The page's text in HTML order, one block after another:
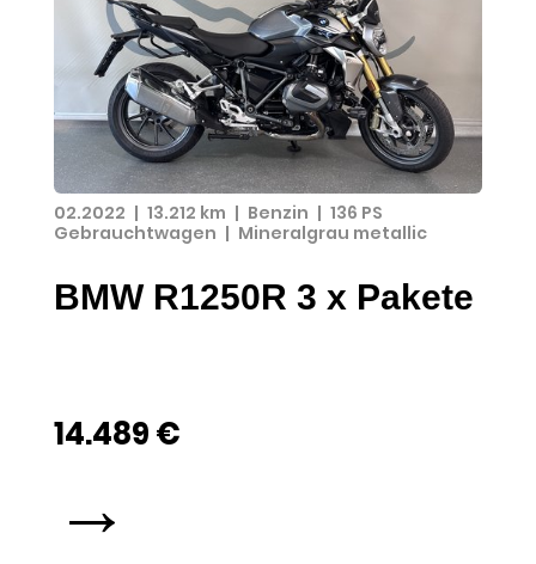
02.2022 | 13.212 km | Benzin | 136 PS
Gebrauchtwagen | Mineralgrau metallic
BMW R1250R 3 x Pakete
14.489 €
→